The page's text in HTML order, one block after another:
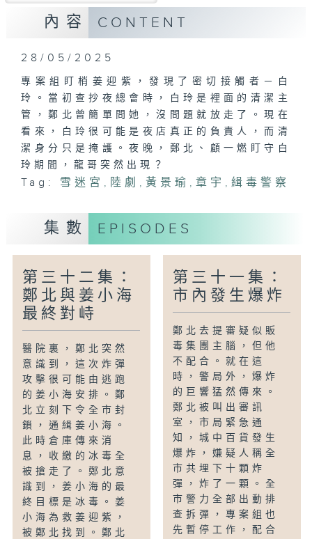
內容 CONTENT
28/05/2025
專案組盯梢姜迎紫，發現了密切接觸者－白
玲。當初查抄夜總會時，白玲是裡面的清潔主
管，鄭北曾簡單問她，沒問題就放走了。現在
看來，白玲很可能是夜店真正的負責人，而清
潔身分只是掩護。夜晚，鄭北、顧一燃盯守白
玲期間，龍哥突然出現？
Tag: 雪迷宮 , 陸劇 , 黃景瑜 ,章宇 ,緝毒警察
集數 EPISODES
第三十二集：
鄭北與姜小海
最終對峙
醫院裏，鄭北突然
意識到，這次炸彈
攻擊很可能由逃跑
的姜小海安排。鄭
北立刻下令全市封
鎖，通緝姜小海。
此時倉庫傳來消
息，收繳的冰毒全
被搶走了。鄭北意
識到，姜小海的最
終目標是冰毒。姜
小海為救姜迎紫，
被鄭北找到。鄭北
第三十一集：
市內發生爆炸
鄭北去提審疑似販
毒集團主腦，但他
不配合。就在這
時，警局外，爆炸
的巨響猛然傳來。
鄭北被叫出審訊
室，市局緊急通
知，城中百貨發生
爆炸，嫌疑人稱全
市共埋下十顆炸
彈，炸了一顆。全
市警力全部出動排
查拆彈，專案組也
先暫停工作，配合